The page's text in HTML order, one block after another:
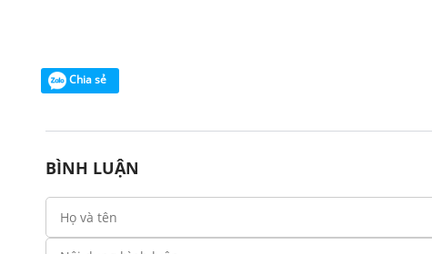
Chia sẻ
BÌNH LUẬN